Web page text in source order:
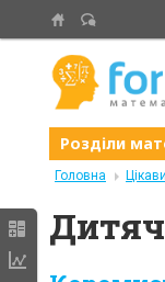
Розділи
Головна